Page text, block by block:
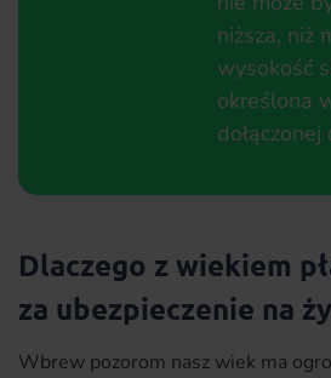
niższa, niż
wysokość
określona
Dlaczego z wiekiem
za ubezpieczenie na
Wbrew pozorom nasz wiek ma